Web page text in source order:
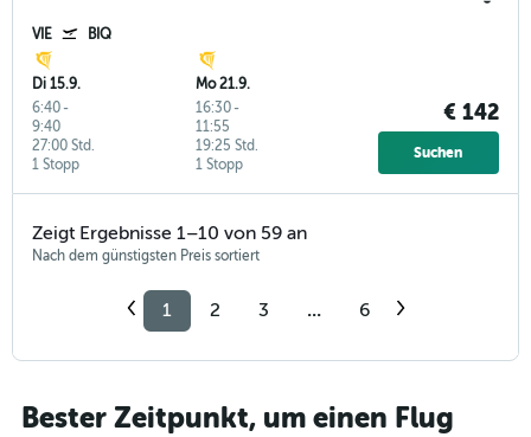
VIE BIQ
Di 15.9.
6:40-
9:40
1 Stopp
27:00 Std.
Mo 21.9.
16:30-
11:55
1 Stopp
19:25 Std.
€ 142
Suchen
Zeigt Ergebnisse 1–10 von 59 an
Nach dem günstigsten Preis sortiert
1 2 3 ... 6
Bester Zeitpunkt, um einen Flug